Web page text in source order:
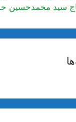
حاج سید محمدحسین